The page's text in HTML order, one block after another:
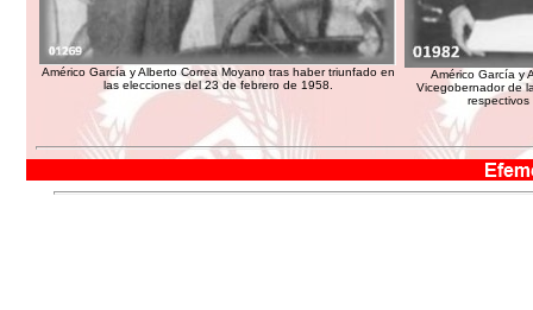
Américo García y Alberto Correa Moyano tras haber triunfado en
las elecciones del 23 de febrero de 1958.
Américo García y
Vicegobernador de